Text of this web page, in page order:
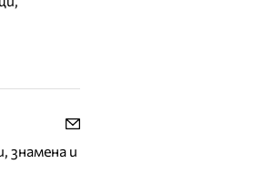
знамена и